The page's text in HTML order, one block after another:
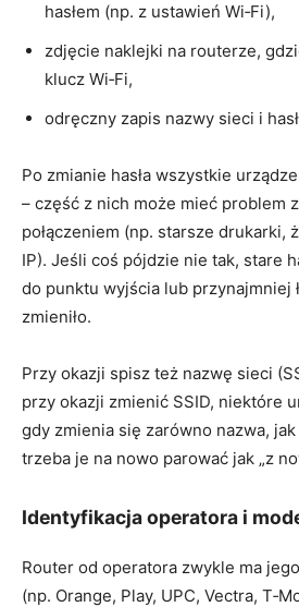
hasłem (np. z ustawień Wi‑Fi),
zdjęcie naklejki na routerze,
klucz Wi‑Fi,
odręczny zapis nazwy sieci i
Po zmianie hasła wszystkie
– część z nich może mieć problem
połączeniem (np. starsze drukarki,
IP). Jeśli coś pójdzie nie tak, stare
do punktu wyjścia lub przynajmniej
zmieniło.
Przy okazji spisz też nazwę sieci
przy okazji zmienić SSID, niektóre
gdy zmienia się zarówno nazwa, jak
trzeba je na nowo parować jak „z
Identyfikacja operatora i
Router od operatora zwykle ma
(np. Orange, Play, UPC, Vectra,